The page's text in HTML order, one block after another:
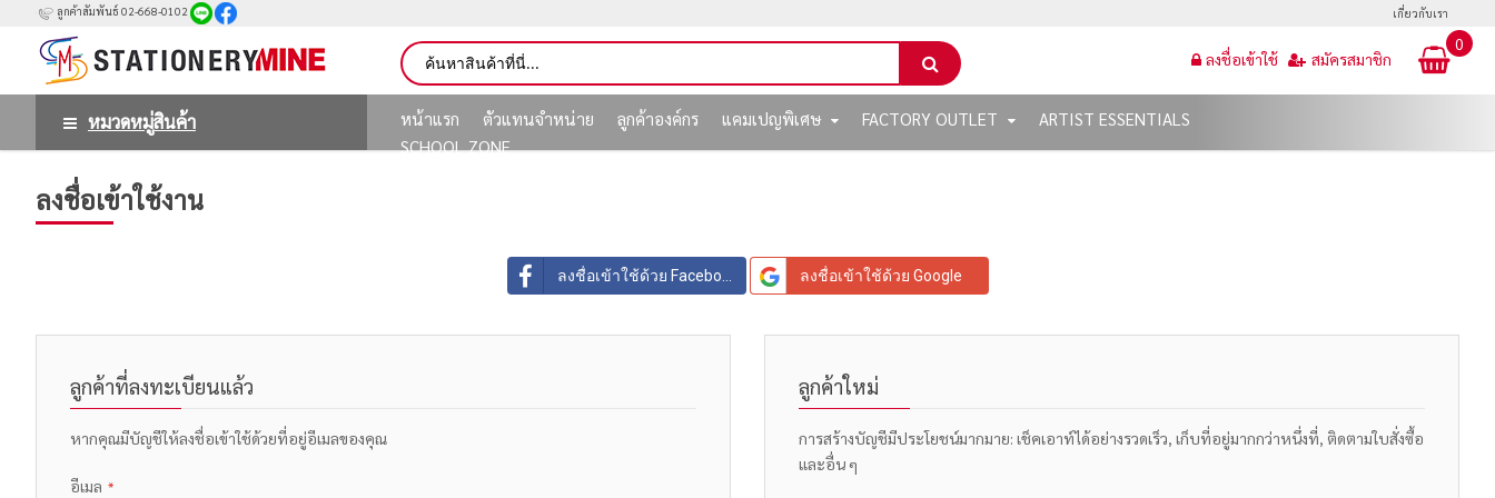
ลูกค้าสัมพันธ์ 02-668-0102 เกี่ยวกับเรา
0
ลงชื่อเข้าใช้ สมัครสมาชิก
หมวดหมู่สินค้า หน้าแรก ตัวแทนจำหน่าย ลูกค้าองค์กร แคมเปญพิเศษ FACTORY OUTLET
ARTIST ESSENTIALS
SCHOOL ZONE
ลงชื่อเข้าใช้งาน
ลงชื่อเข้าใช้ด้วย Facebook ลงชื่อเข้าใช้ด้วย Google
ลูกค้าที่ลงทะเบียนแล้ว
หากคุณมีบัญชีให้ลงชื่อเข้าใช้ด้วยที่อยู่อีเมลของคุณ
อีเมล
ลูกค้าใหม่
การสร้างบัญชีมีประโยชน์มากมาย: เช็คเอาท์ได้อย่างรวดเร็ว, เก็บที่อยู่มากกว่าหนึ่งที่, ติดตามใบสั่งซื้อ
และอื่น ๆ